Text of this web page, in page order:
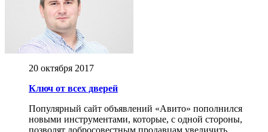
20 октября 2017
Ключ от всех дверей
Популярный сайт объявлений «Авито» пополнился
новыми инструментами, которые, с одной стороны,
позволят добросовестным продавцам увеличить